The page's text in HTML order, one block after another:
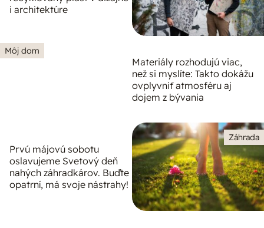
i architektúre
Môj dom
Materiály rozhodujú viac,
než si myslíte: Takto dokážu
ovplyvniť atmosféru aj
dojem z bývania
Záhrada
oslavujeme Svetový deň
nahých záhradkárov. Buďte
opatrní, má svoje nástrahy!